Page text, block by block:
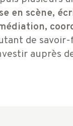
en scène,
de
auprès